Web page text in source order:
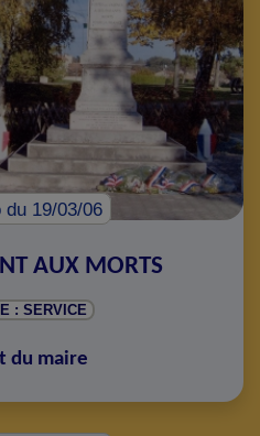
du 19/03/06
AUX MORTS
: SERVICE
du maire